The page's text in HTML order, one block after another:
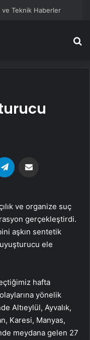
ve organize suç
gerçekleştirdi.
aşkın sentetik
ele
hafta
yönelik
Altıeylül, Ayvalık,
Karesi, Manyas,
meydana gelen 27